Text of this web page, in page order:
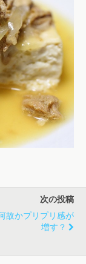
次の投稿
故かプリプリ感が
増す？